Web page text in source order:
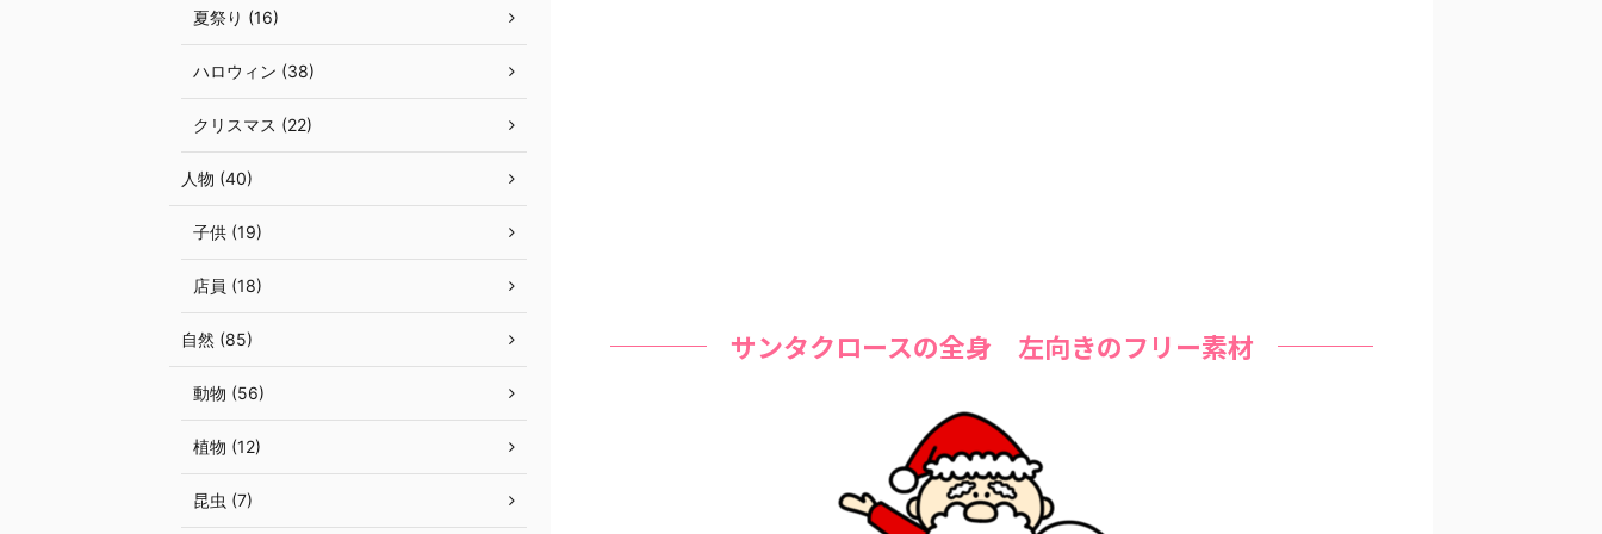
サンタクロースの全身 左向きのフリー素材
夏祭り (16)
ハロウィン (38)
クリスマス (22)
人物 (40)
子供 (19)
店員 (18)
自然 (85)
動物 (56)
植物 (12)
昆虫 (7)